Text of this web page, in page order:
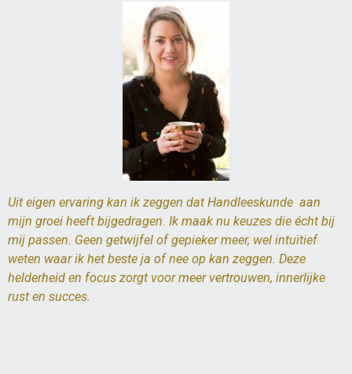
Uit eigen ervaring kan ik zeggen dat Handleeskunde aan
mijn groei heeft bijgedragen. Ik maak nu keuzes die écht bij
mij passen. Geen getwijfel of gepieker meer, wel intuïtief
weten waar ik het beste ja of nee op kan zeggen. Deze
helderheid en focus zorgt voor meer vertrouwen, innerlijke
rust en succes.